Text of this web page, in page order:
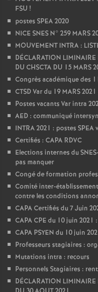
FSU !
postes SPEA 2020
NICE SNES N° 259 MARS
MOUVEMENT INTRA :
DÉCLARATION LIMINAIRE
DU CHSCTA DU 15 MARS
Congrès académique des
CTSD Var du 19 MARS
Postes vacants Var intra
AED : communiqué
INTRA 2021 : postes SPEA
Certifiés : CAPA RDVC
Elections internes du
pas manquer
Congé de formation
Comité inter-
contre les conditions
CAPA Certifiés du 7 Juin
CAPA CPE du 10 juin 2021
CAPA PSYEN du 10 juin
Professeurs stagiaires :
Mutations intra : recours
Personnels Stagiaires :
DÉCLARATION LIMINAIRE